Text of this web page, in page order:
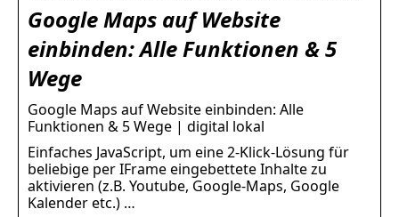
Google Maps auf Website
einbinden: Alle Funktionen & 5
Wege
Google Maps auf Website einbinden: Alle
Funktionen & 5 Wege | digital lokal
Einfaches JavaScript, um eine 2-Klick-Lösung für
beliebige per IFrame eingebettete Inhalte zu
aktivieren (z.B. Youtube, Google-Maps, Google
Kalender etc.) …